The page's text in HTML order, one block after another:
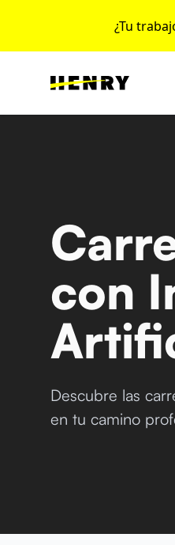
¿Tu
con
Descubre las
en tu camino